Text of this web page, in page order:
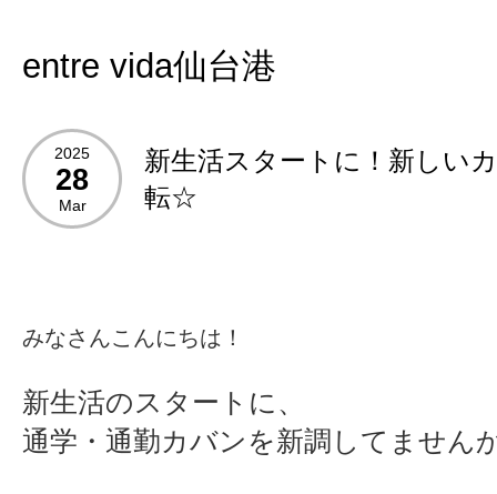
entre vida仙台港
2025
28
Mar
新生活スタートに！新しい
転☆
みなさんこんにちは！
新生活のスタートに、
通学・通勤カバンを新調してませんか